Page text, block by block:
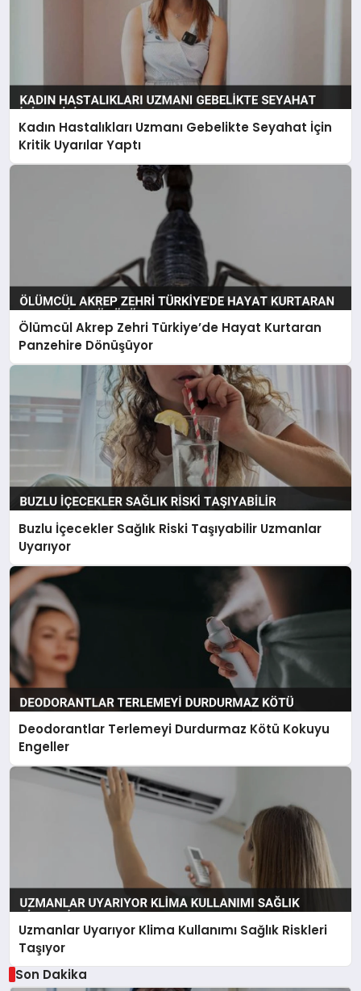
Kadın Hastalıkları Uzmanı Gebelikte Seyahat İçin
Kritik Uyarılar Yaptı
Ölümcül Akrep Zehri Türkiye’de Hayat Kurtaran
Panzehire Dönüşüyor
Buzlu İçecekler Sağlık Riski Taşıyabilir Uzmanlar
Uyarıyor
Deodorantlar Terlemeyi Durdurmaz Kötü Kokuyu
Engeller
Uzmanlar Uyarıyor Klima Kullanımı Sağlık Riskleri
Taşıyor
Son Dakika